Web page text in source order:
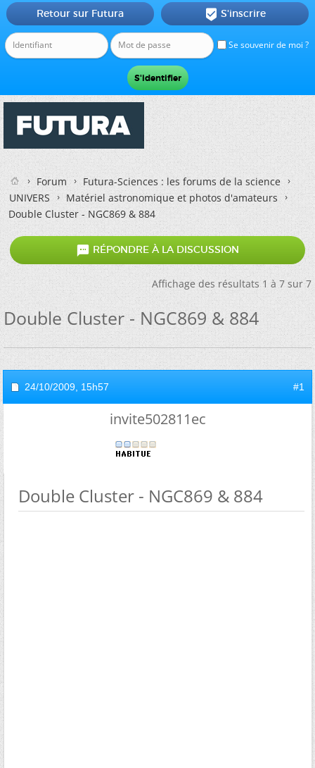
Se souvenir de moi ?
Retour sur Futura  S'inscrire
Forum
Futura-Sciences : les forums de la science
UNIVERS
Matériel astronomique et photos d'amateurs
Double Cluster - NGC869 & 884
 RÉPONDRE À LA DISCUSSION
Affichage des résultats 1 à 7 sur 7
Double Cluster - NGC869 & 884
24/10/2009, 15h57 #1
invite502811ec
Double Cluster - NGC869 & 884